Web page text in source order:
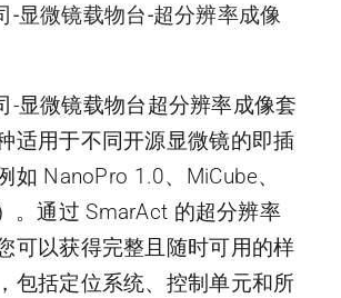
-显微镜载物台-超分辨率成像
-显微镜载物台超分辨率成像套
适用于不同开源显微镜的即插
如 NanoPro 1.0、MiCube、
。通过 SmarAct 的超分辨率
可以获得完整且随时可用的样
包括定位系统、控制单元和所